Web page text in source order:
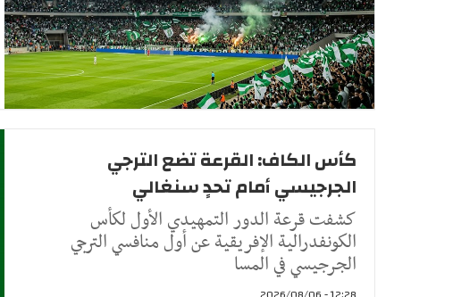
كأس الكاف: القرعة تضع الترجي
الجرجيسي أمام تحدٍ سنغالي
كشفت قرعة الدور التمهيدي الأول لكأس
الكونفدرالية الإفريقية عن أول منافسي الترجي
الجرجيسي في المسا